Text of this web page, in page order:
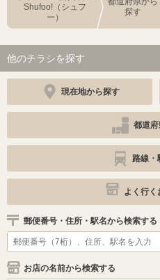
Shufoo!（シュフ
ー）
探す
他のチラシを探す
現在地から探す
都道
路線・
よく行く
郵便番号・住所・駅名から検索する
お店の名前から検索する